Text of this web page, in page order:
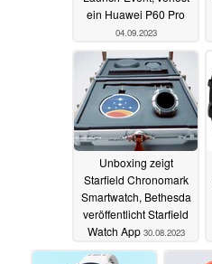
ein Huawei P60 Pro
04.09.2023
Unboxing zeigt
Starfield Chronomark
Smartwatch, Bethesda
veröffentlicht Starfield
Watch App 30.08.2023